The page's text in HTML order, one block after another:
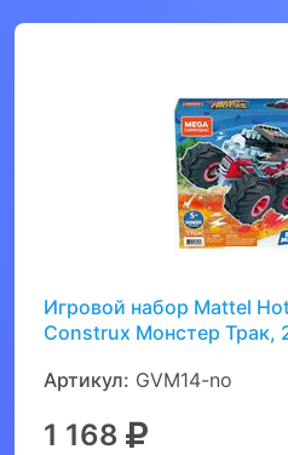
Игровой набор Mattel
Construx Монстер Трак,
Артикул: GVM14-no
1 168